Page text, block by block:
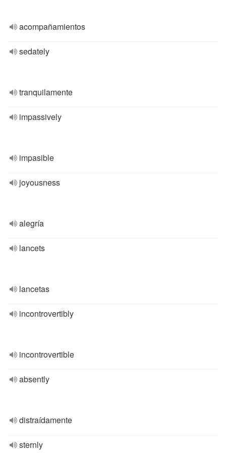
acompañamientos
sedately
tranquilamente
impassively
impasible
joyousness
alegría
lancets
lancetas
incontrovertibly
incontrovertible
absently
distraídamente
sternly